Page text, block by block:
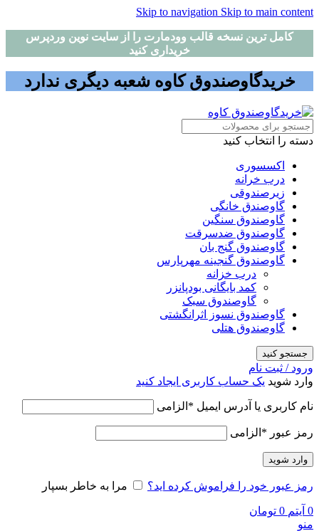
Skip to navigation Skip to main content
کامل ترین نسخه قالب وودمارت را از سایت نوین وردپرس
خریداری کنید
خریدگاوصندوق کاوه شعبه دیگری ندارد
دسته را انتخاب کنید
اکسسوری
درب خرانه
زیرصندوقی
گاوصندق خانگی
گاوصندوق سنگین
گاوصندوق ضدسرقت
گاوصندوق گنج بان
گاوصندوق گنجینه مهرپارس
درب خزانه
کمد بایگانی بودپانزر
گاوصندوق سبک
گاوصندوق نسوز اثرانگشتی
گاوصندوق هتلی
جستجو کنید
ورود / ثبت نام
وارد شوید یک حساب کاربری ایجاد کنید
نام کاربری یا آدرس ایمیل * الزامی
رمز عبور * الزامی
وارد شوید
رمز عبور خود را فراموش کرده اید؟ مرا به خاطر بسپار
0 آیتم 0 تومان
منو